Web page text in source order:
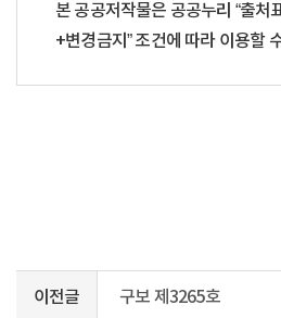
본 공공저작물은 공공누리 “출처
+변경금지” 조건에 따라 이용할
이전글 구보 제3265호